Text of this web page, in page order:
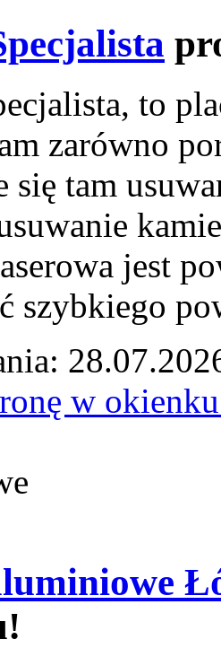
to
zarówno
tam
jest
szybkiego
w